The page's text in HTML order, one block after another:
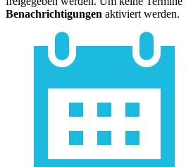
Benachrichtigungen aktiviert werden.